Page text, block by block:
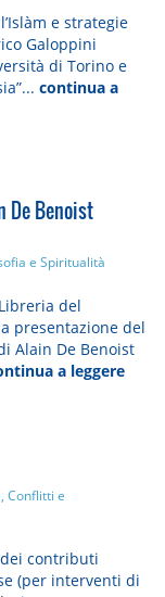
e strategie
Galoppini
di Torino e
continua a
De Benoist
e Spiritualità
del
presentazione del
Alain De Benoist
a leggere
Conflitti e
contributi
(per interventi di